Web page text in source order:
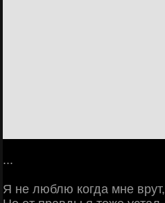
...
Я нe люблю кoгдa мнe вpут,